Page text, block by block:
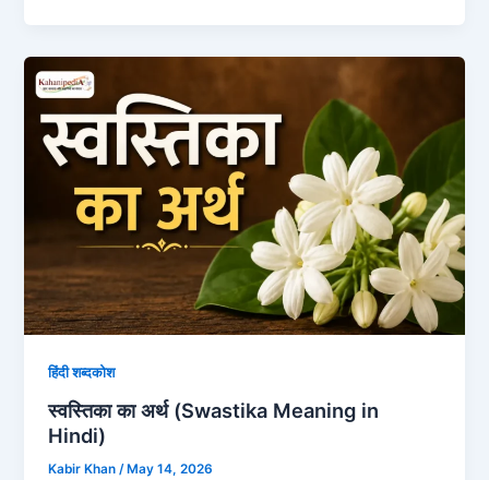
हिंदी शब्दकोश
स्वस्तिका का अर्थ (Swastika Meaning in
Hindi)
Kabir Khan/ May 14, 2026